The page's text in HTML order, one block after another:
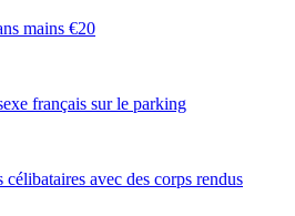
mains €20
français sur le parking
avec des corps rendus